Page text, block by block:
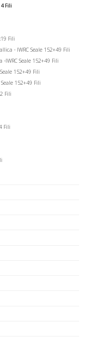
Fili
Fili
- IWRC Seale 152+49 Fili
Seale 152+49 Fili
152+49 Fili
152+49 Fili
Fili
Fili